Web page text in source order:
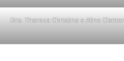
Dra. Thereza Christina e Aline